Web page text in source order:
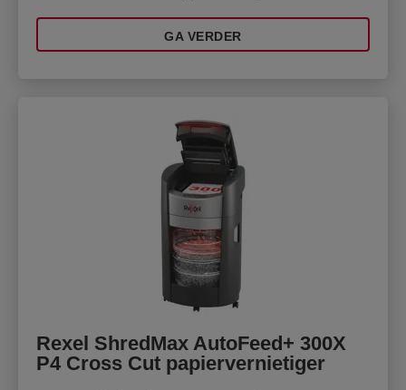
GA VERDER
Rexel ShredMax AutoFeed+ 300X
P4 Cross Cut papiervernietiger